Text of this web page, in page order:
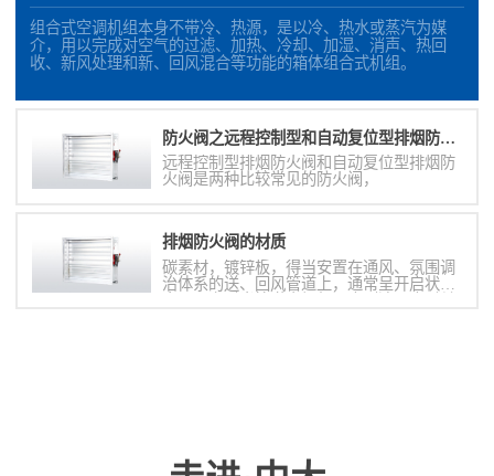
组合式空调机组本身不带冷、热源，是以冷、热水或蒸汽为媒
介，用以完成对空气的过滤、加热、冷却、加湿、消声、热回
收、新风处理和新、回风混合等功能的箱体组合式机组。
防火阀之远程控制型和自动复位型排烟防火阀的区别
远程控制型排烟防火阀和自动复位型排烟防
火阀是两种比较常见的防火阀，
排烟防火阀的材质
碳素材，镀锌板，得当安置在通风、氛围调
治体系的送、回风管道上，通常呈开启状